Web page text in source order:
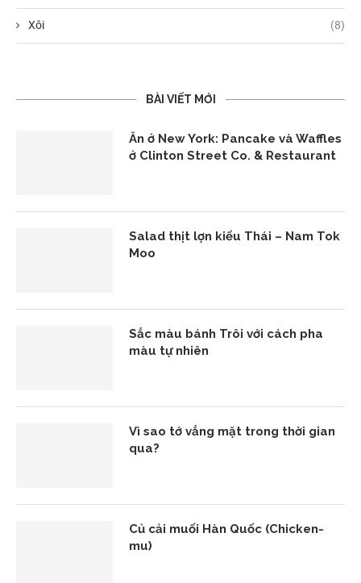
Xôi (8)
BÀI VIẾT MỚI
Ăn ở New York: Pancake và Waffles
ở Clinton Street Co. & Restaurant
Salad thịt lợn kiểu Thái – Nam Tok
Moo
Sắc màu bánh Trôi với cách pha
màu tự nhiên
Vì sao tớ vắng mặt trong thời gian
qua?
Củ cải muối Hàn Quốc (Chicken-
mu)